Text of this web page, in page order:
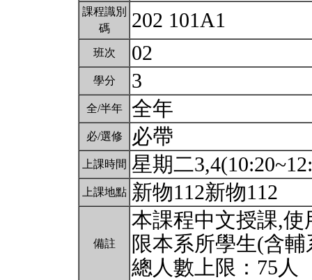
課程識別
碼
202 101A1
班次 02
學分 3
全/半年 全年
必/選修 必帶
上課時間 星期二
上課地點 新物112新物112
備註
本課程中文授課,
限本系所學生(含
總人數上限：75人